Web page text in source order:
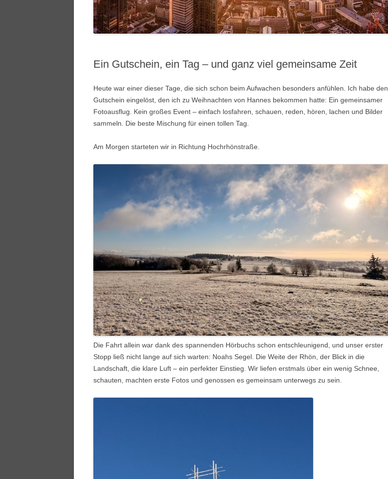
Ein Gutschein, ein Tag – und ganz viel gemeinsame Zeit
Heute war einer dieser Tage, die sich schon beim Aufwachen besonders anfühlen. Ich habe den
Gutschein eingelöst, den ich zu Weihnachten von Hannes bekommen hatte: Ein gemeinsamer
Fotoausflug. Kein großes Event – einfach losfahren, schauen, reden, hören, lachen und Bilder
sammeln. Die beste Mischung für einen tollen Tag.
Am Morgen starteten wir in Richtung Hochrhönstraße
Die Fahrt allein war dank des spannenden Hörbuchs schon entschleunigend, und unser erster
Stopp ließ nicht lange auf sich warten: Noahs Segel . Die Weite der Rhön, der Blick in die
Landschaft, die klare Luft – ein perfekter Einstieg. Wir liefen erstmals über ein wenig Schnee,
schauten, machten erste Fotos und genossen es gemeinsam unterwegs zu sein.